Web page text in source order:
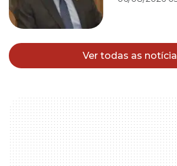
Ver todas as